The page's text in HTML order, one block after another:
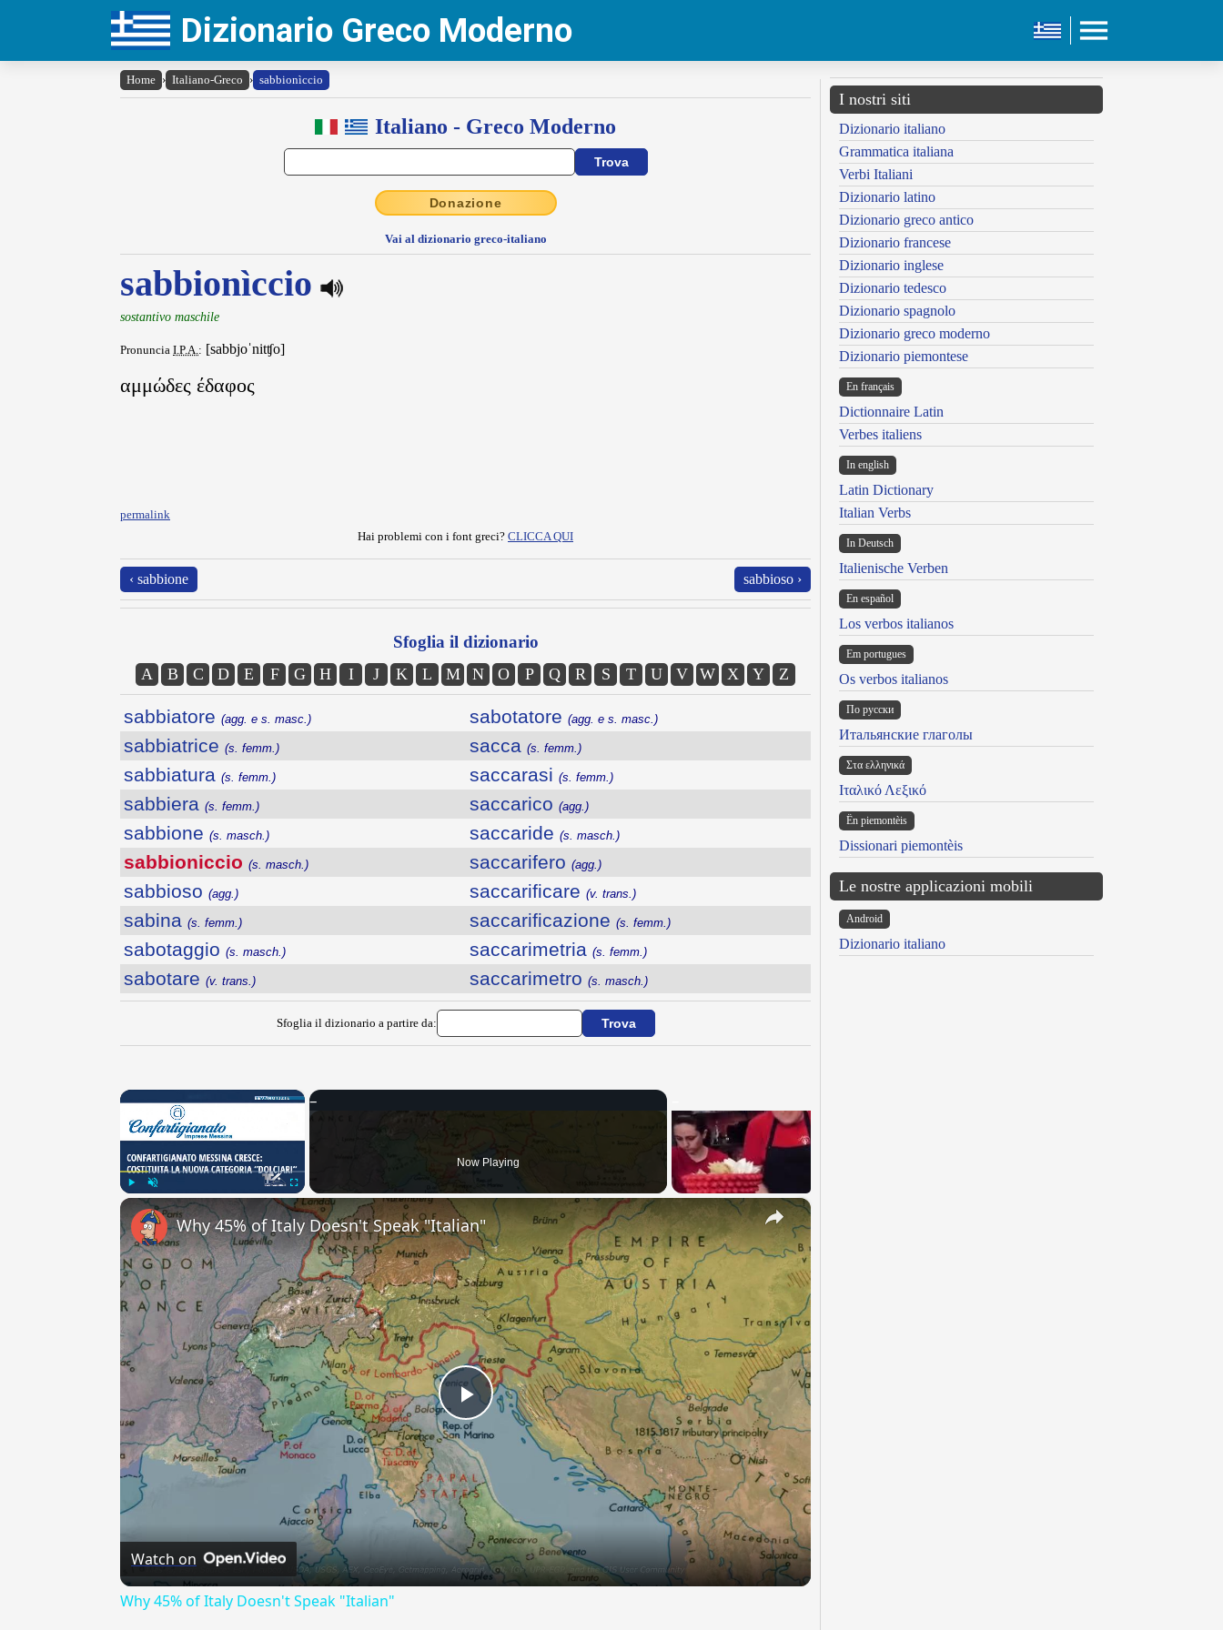
Dizionario Greco Moderno
Home › Italiano-Greco › sabbionìccio
Italiano - Greco Moderno
Donazione
Vai al dizionario greco-italiano
sabbionìccio
sostantivo maschile
Pronuncia I.P.A.: [sabbjoˈnitʧo]
αμμώδες έδαφος
permalink
Hai problemi con i font greci? CLICCA QUI
‹ sabbione sabbioso ›
Sfoglia il dizionario
A B C D E F G H I J K L M N O P Q R S T U V W X Y Z
sabbiatore (agg. e s. masc.)
sabbiatrice (s. femm.)
sabbiatura (s. femm.)
sabbiera (s. femm.)
sabbione (s. masch.)
sabbioniccio (s. masch.)
sabbioso (agg.)
sabina (s. femm.)
sabotaggio (s. masch.)
sabotare (v. trans.)
sabotatore (agg. e s. masc.)
sacca (s. femm.)
saccarasi (s. femm.)
saccarico (agg.)
saccaride (s. masch.)
saccarifero (agg.)
saccarificare (v. trans.)
saccarificazione (s. femm.)
saccarimetria (s. femm.)
saccarimetro (s. masch.)
Sfoglia il dizionario a partire da:
×
Play Fullscreen
Now Playing
×
Play
Video
Why 45% of Italy Doesn't Speak "Italian"
Watch on
Why 45% of Italy Doesn't Speak "Italian"
I nostri siti
Dizionario italiano
Grammatica italiana
Verbi Italiani
Dizionario latino
Dizionario greco antico
Dizionario francese
Dizionario inglese
Dizionario tedesco
Dizionario spagnolo
Dizionario greco moderno
Dizionario piemontese
En français
Dictionnaire Latin
Verbes italiens
In english
Latin Dictionary
Italian Verbs
In Deutsch
Italienische Verben
En español
Los verbos italianos
Em portugues
Os verbos italianos
По русски
Итальянские глаголы
Στα ελληνικά
Ιταλικό Λεξικό
Ën piemontèis
Dissionari piemontèis
Le nostre applicazioni mobili
Android
Dizionario italiano